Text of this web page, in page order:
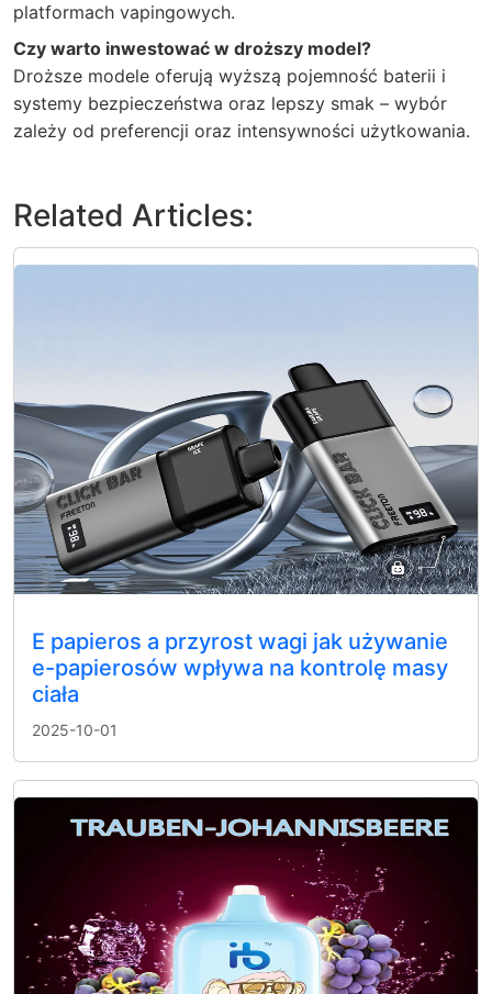
platformach vapingowych.
Czy warto inwestować w droższy model?
Droższe modele oferują wyższą pojemność baterii i
systemy bezpieczeństwa oraz lepszy smak – wybór
zależy od preferencji oraz intensywności użytkowania.
Related Articles:
E papieros a przyrost wagi jak używanie
e-papierosów wpływa na kontrolę masy
ciała
2025-10-01